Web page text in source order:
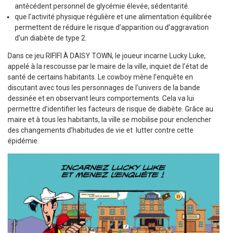
antécédent personnel de glycémie élevée, sédentarité.
que l’activité physique régulière et une alimentation équilibrée
permettent de réduire le risque d’apparition ou d’aggravation
d’un diabète de type 2.
Dans ce jeu RIFIFI À DAISY TOWN, le joueur incarne Lucky Luke,
appelé à la rescousse par le maire de la ville, inquiet de l’état de
santé de certains habitants. Le cowboy mène l’enquête en
discutant avec tous les personnages de l’univers de la bande
dessinée et en observant leurs comportements. Cela va lui
permettre d’identifier les facteurs de risque de diabète. Grâce au
maire et à tous les habitants, la ville se mobilise pour enclencher
des changements d’habitudes de vie et lutter contre cette
épidémie.